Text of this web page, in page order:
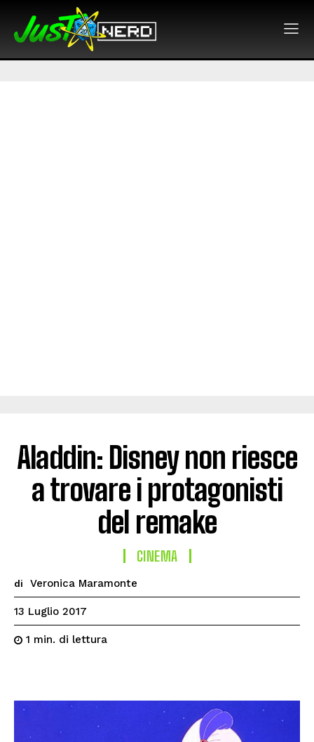
Aladdin: Disney non riesce
a trovare i protagonisti
del remake
CINEMA
di Veronica Maramonte
13 Luglio 2017
1 min. di lettura